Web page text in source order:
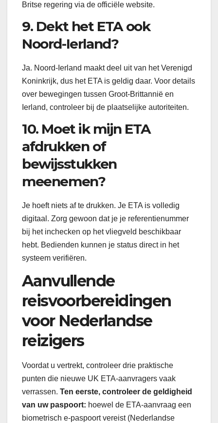
Britse regering via de officiële website.
9. Dekt het ETA ook
Noord-Ierland?
Ja. Noord-Ierland maakt deel uit van het Verenigd
Koninkrijk, dus het ETA is geldig daar. Voor details
over bewegingen tussen Groot-Brittannië en
Ierland, controleer bij de plaatselijke autoriteiten.
10. Moet ik mijn ETA
afdrukken of
bewijsstukken
meenemen?
Je hoeft niets af te drukken. Je ETA is volledig
digitaal. Zorg gewoon dat je je referentienummer
bij het inchecken op het vliegveld beschikbaar
hebt. Bedienden kunnen je status direct in het
systeem verifiëren.
Aanvullende
reisvoorbereidingen
voor Nederlandse
reizigers
Voordat u vertrekt, controleer drie praktische
punten die nieuwe UK ETA-aanvragers vaak
verrassen. Ten eerste, controleer de geldigheid
van uw paspoort: hoewel de ETA-aanvraag een
biometrisch e-paspoort vereist (Nederlandse